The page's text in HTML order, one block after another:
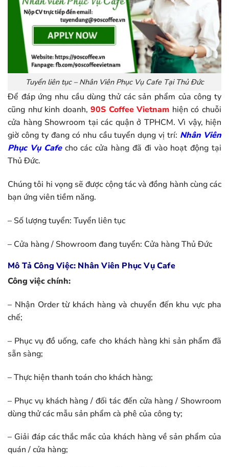
Tuyển liên tục – Nhân Viên Phục Vụ Cafe Tại Thủ Đức
Để đáp ứng nhu cầu dùng thử các sản phẩm của công ty
cũng như kinh doanh,90S Coffee Vietnam hiện có chuỗi
cửa hàng Showroom tại các quận ở TPHCM. Vì vậy, hiện
giờ công ty đang có nhu cầu tuyển dụng vị trí: Nhân Viên
Phục Vụ Cafecho các cửa hàng đã đi vào hoạt động tại
Thủ Đức.
Chúng tôi hi vọng sẽ được cộng tác và đồng hành cùng các
bạn ứng viên tiềm năng.
– Số lượng tuyển: Tuyển liên tục
– Cửa hàng / Showroom đang tuyển: Cửa hàng Thủ Đức
Mô Tả Công Việc: Nhân Viên Phục Vụ Cafe
Công việc chính:
– Nhận Order từ khách hàng và chuyển đến khu vực pha
chế;
– Phục vụ đồ uống, cafe cho khách hàng khi sản phẩm đã
sẵn sàng;
– Thực hiện thanh toán cho khách hàng;
– Phục vụ khách hàng / đối tác đến cửa hàng / Showroom
dùng thử các mẫu sản phẩm cà phê của công ty;
– Giải đáp các thắc mắc của khách hàng về sản phẩm của
quán / cửa hàng;